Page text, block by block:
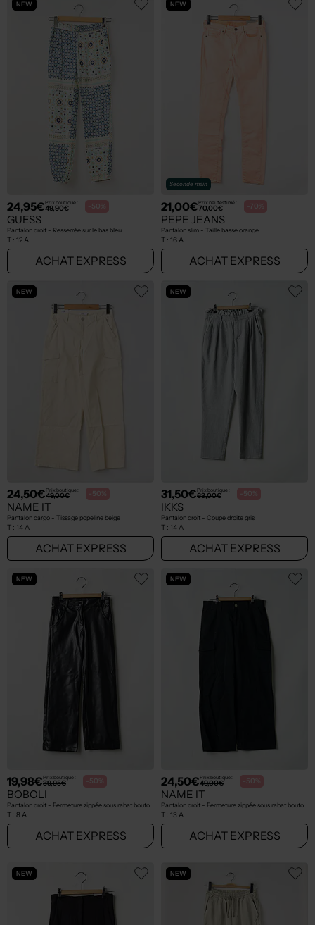
NEW
24,95€Prix boutique :
49,90€ -50%
GUESS
Pantalon droit - Resserrée sur le bas bleu
T : 12 A
ACHAT EXPRESS
NEW
Seconde main
21,00€Prix neuf estimé :
70,00€ -70%
PEPE JEANS
Pantalon slim - Taille basse orange
T : 16 A
ACHAT EXPRESS
NEW
24,50€Prix boutique :
49,00€ -50%
NAME IT
Pantalon cargo - Tissage popeline beige
T : 14 A
ACHAT EXPRESS
NEW
31,50€Prix boutique :
63,00€ -50%
IKKS
Pantalon droit - Coupe droite gris
T : 14 A
ACHAT EXPRESS
NEW
19,98€Prix boutique :
39,95€ -50%
BOBOLI
T : 8 A
ACHAT EXPRESS
NEW
24,50€Prix boutique :
49,00€ -50%
NAME IT
T : 13 A
ACHAT EXPRESS
NEW NEW